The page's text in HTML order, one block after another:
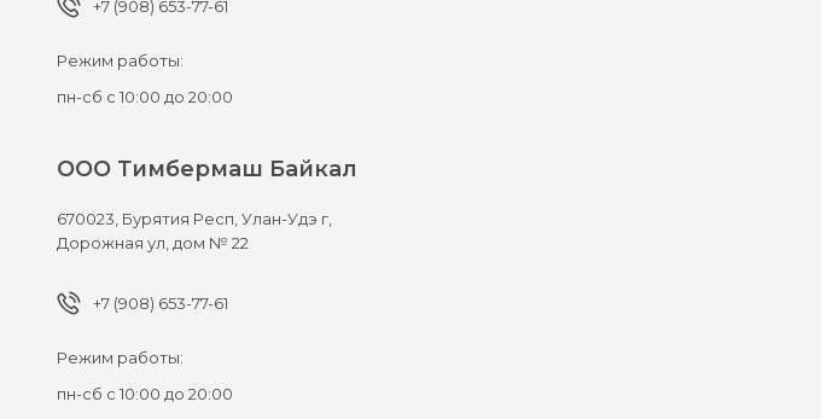
+7 (908) 653-77-61
Режим работы:
пн-сб с 10:00 до 20:00
ООО Тимбермаш Байкал
670023, Бурятия Респ, Улан-Удэ г,
Дорожная ул, дом № 22
+7 (908) 653-77-61
Режим работы:
пн-сб с 10:00 до 20:00